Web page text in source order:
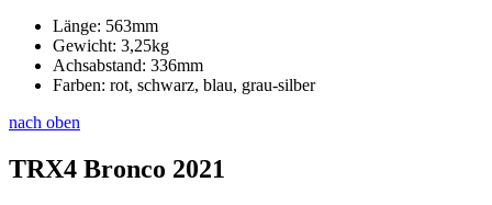
Länge: 563mm
Gewicht: 3,25kg
Achsabstand: 336mm
Farben: rot, schwarz, blau, grau-silber
nach oben
TRX4 Bronco 2021